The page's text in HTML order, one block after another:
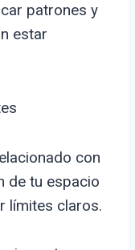
patrones y
estar
con
de tu espacio
límites claros.